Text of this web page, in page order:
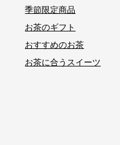
季節限定商品
お茶のギフト
おすすめのお茶
お茶に合うスイーツ